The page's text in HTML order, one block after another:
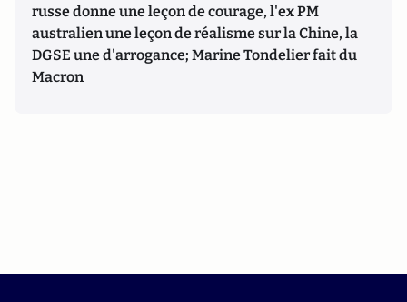
russe donne une leçon de courage, l'ex PM
australien une leçon de réalisme sur la Chine, la
DGSE une d'arrogance; Marine Tondelier fait du
Macron